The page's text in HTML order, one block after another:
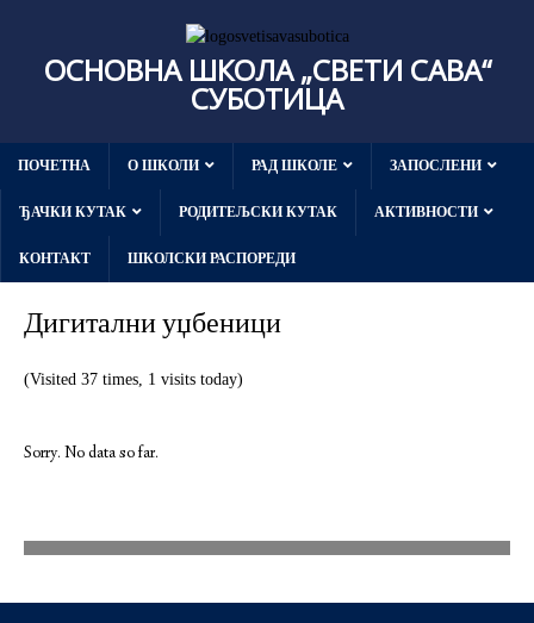
ОСНОВНА ШКОЛА „СВЕТИ САВА“
СУБОТИЦА
ПОЧЕТНА О ШКОЛИ РАД ШКОЛЕ ЗАПОСЛЕНИ
ЂАЧКИ КУТАК РОДИТЕЉСКИ КУТАК АКТИВНОСТИ
КОНТАКТ ШКОЛСКИ РАСПОРЕДИ
Дигитални уџбеници
(Visited 37 times, 1 visits today)
Sorry. No data so far.